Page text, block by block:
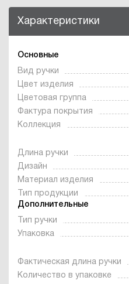
Характеристики
Основные
Вид ручки
Цвет изделия
Цветовая группа
Фактура покрытия
Коллекция
Длина ручки
Дизайн
Материал изделия
Тип продукции
Дополнительные
Тип ручки
Упаковка
Фактическая длина ручки
Количество в упаковке